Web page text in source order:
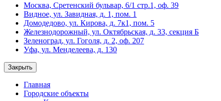
Москва, Сретенский бульвар, 6/1 стр.1, оф. 39
Видное, ул. Завидная, д. 1, пом. 1
Домодедово, ул. Кирова, д. 7к1, пом. 5
Железнодорожный, ул. Октябрьская, д. 33, секция Б
Зеленоград, ул. Гоголя, д. 2, оф. 207
Уфа, ул. Менделеева, д. 130
Закрыть
Главная
Городские объекты